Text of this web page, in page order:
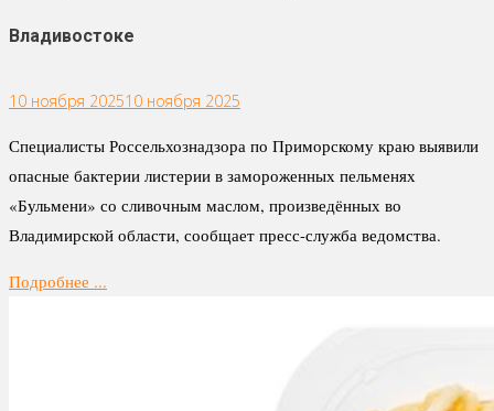
Владивостоке
10 ноября 202510 ноября 2025
Специалисты Россельхознадзора по Приморскому краю выявили
опасные бактерии листерии в замороженных пельменях
«Бульмени» со сливочным маслом, произведённых во
Владимирской области, сообщает пресс-служба ведомства.
Подробнее ...